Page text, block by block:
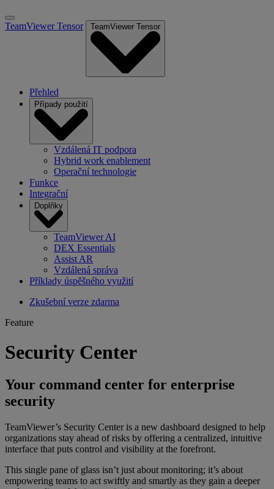
TeamViewer Tensor TeamViewer Tensor
Přehled
Případy použití
Vzdálená IT podpora
Hybrid work enablement
Operační technologie
Funkce
Integrační
Doplňky
TeamViewer AI
DEX Essentials
Assist AR
Vzdálená správa
Příklady úspěšného využití
Zkušební verze zdarma
Feature
Security Center
Your command center for enterprise
security
TeamViewer’s Security Center is a new dashboard designed to help
organizations stay ahead of risks by offering a centralized, intuitive
interface that puts control and visibility at the forefront.
This single pane of glass isn’t just about monitoring; it’s about
empowering teams to act swiftly and smartly as they gain a deeper